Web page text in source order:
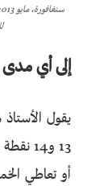
إلى أي مدى
يقول
13 و14
أو تعاطي